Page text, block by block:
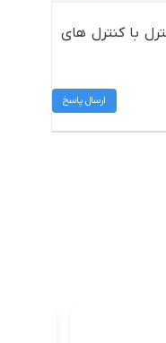
با کنترل های
ارسال پاسخ